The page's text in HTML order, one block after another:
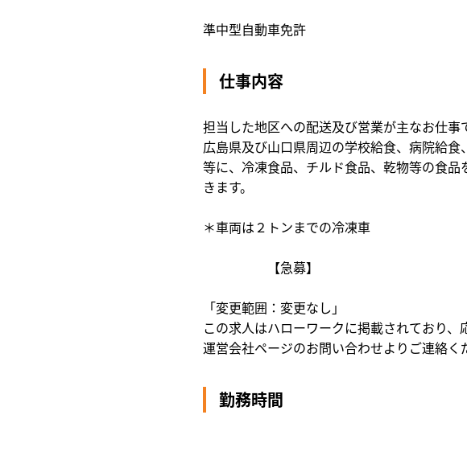
準中型自動車免許
仕事内容
担当した地区への配送及び営業が主なお仕事
広島県及び山口県周辺の学校給食、病院給
等に、冷凍食品、チルド食品、乾物等の食品
きます。
＊車両は２トンまでの冷凍車
【急募】
「変更範囲：変更なし」
この求人はハローワークに掲載されており
運営会社ページのお問い合わせよりご連絡く
勤務時間